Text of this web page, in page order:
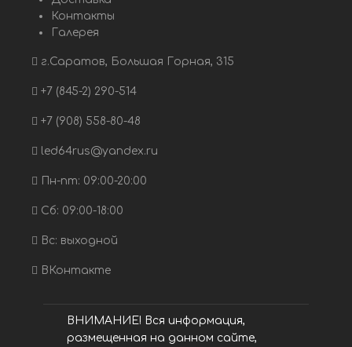
Контакты
Галерея
г.Саратов, Большая Горная, 315
+7 (845-2) 290-514
+7 (908) 558-80-48
led64rus@yandex.ru
Пн-пт: 09:00-20:00
Сб: 09:00-18:00
Вс: выходной
ВКонтакте
ВНИМАНИЕ! Вся информация,
размещенная на данном сайте,